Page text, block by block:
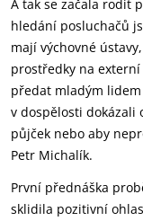
A tak se začala rodit
hledání posluchačů
mají výchovné
prostředky na
předat mladým
v dospělosti dokázali
půjček nebo aby
Petr Michalík.
První přednáška
sklidila pozitivní